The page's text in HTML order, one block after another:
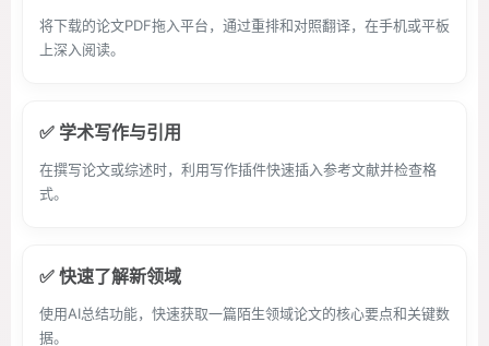
将下载的论文PDF拖入平台，通过重排和对照翻译，在手机或平板
上深入阅读。
✅ 学术写作与引用
在撰写论文或综述时，利用写作插件快速插入参考文献并检查格
式。
✅ 快速了解新领域
使用AI总结功能，快速获取一篇陌生领域论文的核心要点和关键数
据。